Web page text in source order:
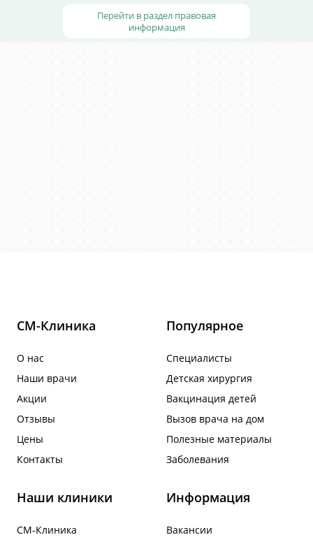
Перейти в раздел правовая
информация
СМ-Клиника
О нас
Наши врачи
Акции
Отзывы
Цены
Контакты
Популярное
Специалисты
Детская хирургия
Вакцинация детей
Вызов врача на дом
Полезные материалы
Заболевания
Наши клиники
СМ-Клиника
Информация
Вакансии